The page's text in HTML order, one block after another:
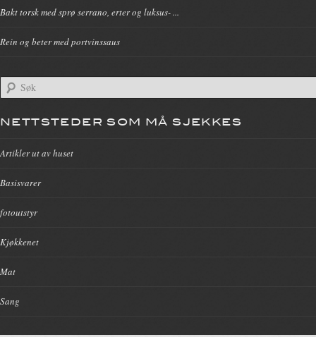
Bakt torsk med sprø serrano, erter og luksus- ...
Rein og beter med portvinssaus
NETTSTEDER SOM MÅ SJEKKES
Artikler ut av huset
Basisvarer
fotoutstyr
Kjøkkenet
Mat
Sang